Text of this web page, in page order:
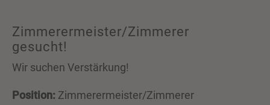
Zimmerermeister/Zimmerer
gesucht!
Wir suchen Verstärkung!
Position: Zimmerermeister/Zimmerer